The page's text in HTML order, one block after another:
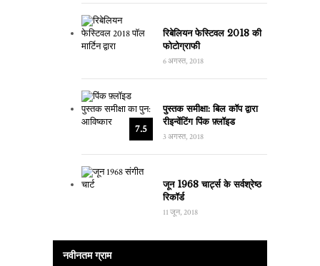
रिबेलियन फेस्टिवल 2018 की
फोटोग्राफी
6 अगस्त, 2018
7.5
पुस्तक समीक्षा: बिल कॉप द्वारा
रीइन्वेंटिंग पिंक फ़्लॉइड
3 अगस्त, 2018
जून 1968 चार्ट्स के सर्वश्रेष्ठ
रिकॉर्ड
11 जून, 2018
नवीनतम ग्राम